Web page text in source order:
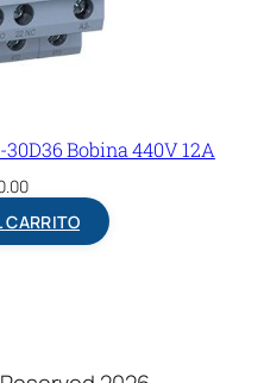
Bobina 440V 12A
CARRITO